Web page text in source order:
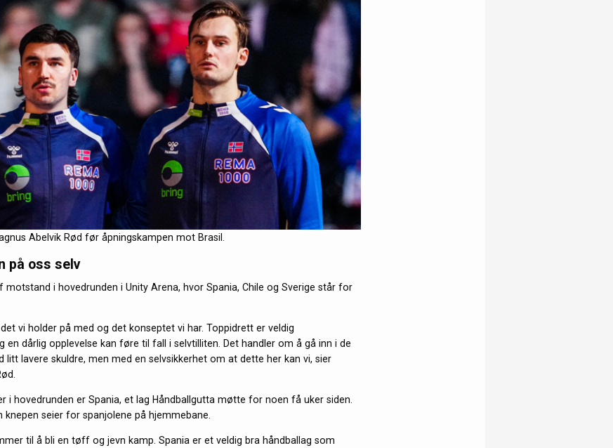
Abelvik Rød før åpningskampen mot Brasil.
på oss selv
i hovedrunden i Unity Arena, hvor Spania, Chile og Sverige står for
vi holder på med og det konseptet vi har. Toppidrett er veldig
en dårlig opplevelse kan føre til fall i selvtilliten. Det handler om å gå inn i de
litt lavere skuldre, men med en selvsikkerhet om at dette her kan vi, sier
i hovedrunden er Spania, et lag Håndballgutta møtte for noen få uker siden.
knepen seier for spanjolene på hjemmebane.
til å bli en tøff og jevn kamp. Spania er et veldig bra håndballag som